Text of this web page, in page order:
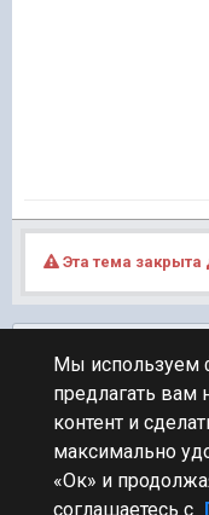
Эта тема закрыта
ПЕРЕЙТИ К
Фидбек
Мы используем
предлагать
контент и
максимально
«Ок» и
соглашаетесь с